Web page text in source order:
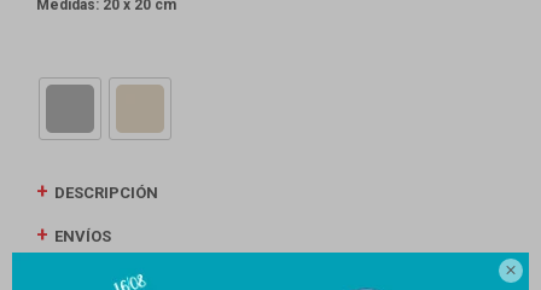

Medidas: 20 x 20 cm
DESCRIPCIÓN
ENVÍOS
CAMBIOS Y DEVOLUCIONES